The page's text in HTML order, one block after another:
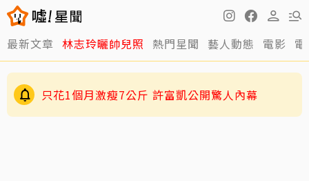
最新文章 林志玲曬帥兒照 熱門星聞 藝人動態 電影
只花1個月激瘦7公斤 許富凱公開驚人內幕